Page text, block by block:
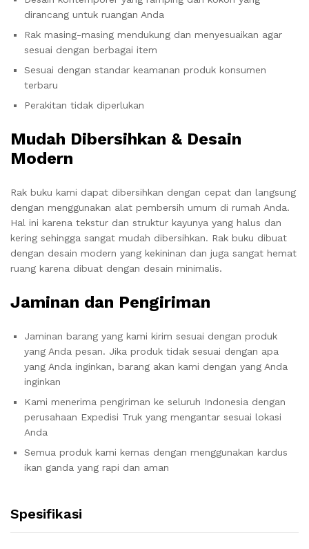
dirancang untuk ruangan Anda
Rak masing-masing mendukung dan menyesuaikan agar
sesuai dengan berbagai item
Sesuai dengan standar keamanan produk konsumen
terbaru
Perakitan tidak diperlukan
Mudah Dibersihkan & Desain
Modern
Rak buku kami dapat dibersihkan dengan cepat dan langsung
dengan menggunakan alat pembersih umum di rumah Anda.
Hal ini karena tekstur dan struktur kayunya yang halus dan
kering sehingga sangat mudah dibersihkan. Rak buku dibuat
dengan desain modern yang kekininan dan juga sangat hemat
ruang karena dibuat dengan desain minimalis.
Jaminan dan Pengiriman
Jaminan barang yang kami kirim sesuai dengan produk
yang Anda pesan. Jika produk tidak sesuai dengan apa
yang Anda inginkan, barang akan kami dengan yang Anda
inginkan
Kami menerima pengiriman ke seluruh Indonesia dengan
perusahaan Expedisi Truk yang mengantar sesuai lokasi
Anda
Semua produk kami kemas dengan menggunakan kardus
ikan ganda yang rapi dan aman
Spesifikasi